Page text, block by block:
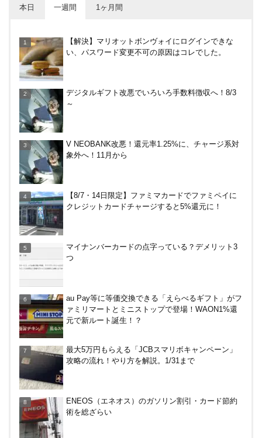
本日 一週間 1ヶ月間
クレジットカードチャージすると5%還元に！
上げる鍵になる！オートチャージなどメリット・デ
メリットまとめ
ッシュバック！中小企業店舗の対象店舗で。～8/31
型）を3ヶ月使ってみた感想
理由
通預金）で年利0.7％～0.9％！
～
たる抽選キャンペーン！8/31まで
【解決】マリオットボンヴォイにログインできな
い、パスワード変更不可の原因はコレでした。
デジタルギフト改悪でいろいろ手数料徴収へ！8/3
～
V NEOBANK改悪！還元率1.25%に、チャージ系対
象外へ！11月から
【8/7・14日限定】ファミマカードでファミペイに
クレジットカードチャージすると5%還元に！
マイナンバーカードの点字っている？デメリット3
つ
au Pay等に等価交換できる「えらべるギフト」がフ
ァミリマートとミニストップで登場！WAON1%還
元で新ルート誕生！？
最大5万円もらえる「JCBスマリボキャンペーン」
攻略の流れ！やり方を解説。1/31まで
ENEOS（エネオス）のガソリン割引・カード節約
術を総ざらい